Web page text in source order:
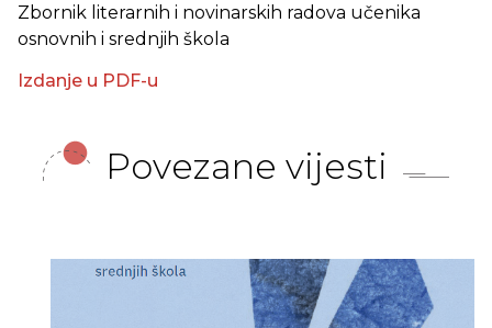
Zbornik literarnih i novinarskih radova učenika
osnovnih i srednjih škola
Izdanje u PDF-u
Povezane vijesti